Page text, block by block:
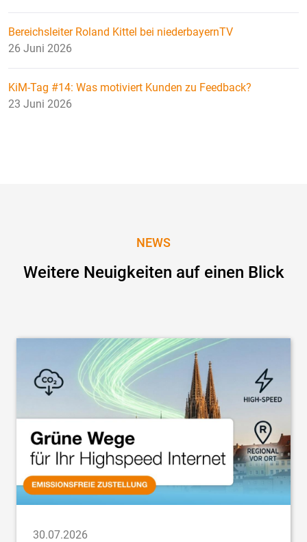
Bereichsleiter Roland Kittel bei niederbayernTV
26 Juni 2026
KiM-Tag #14: Was motiviert Kunden zu Feedback?
23 Juni 2026
NEWS
Weitere Neuigkeiten auf einen Blick
30.07.2026